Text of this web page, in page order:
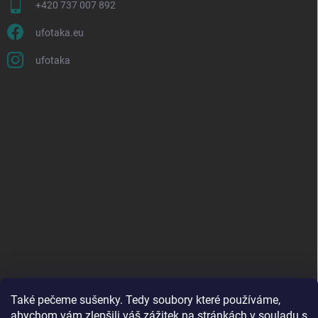
Také pečeme sušenky. Tedy soubory které používáme,
+420 737 007 892
ufotaka.eu
ufotaka